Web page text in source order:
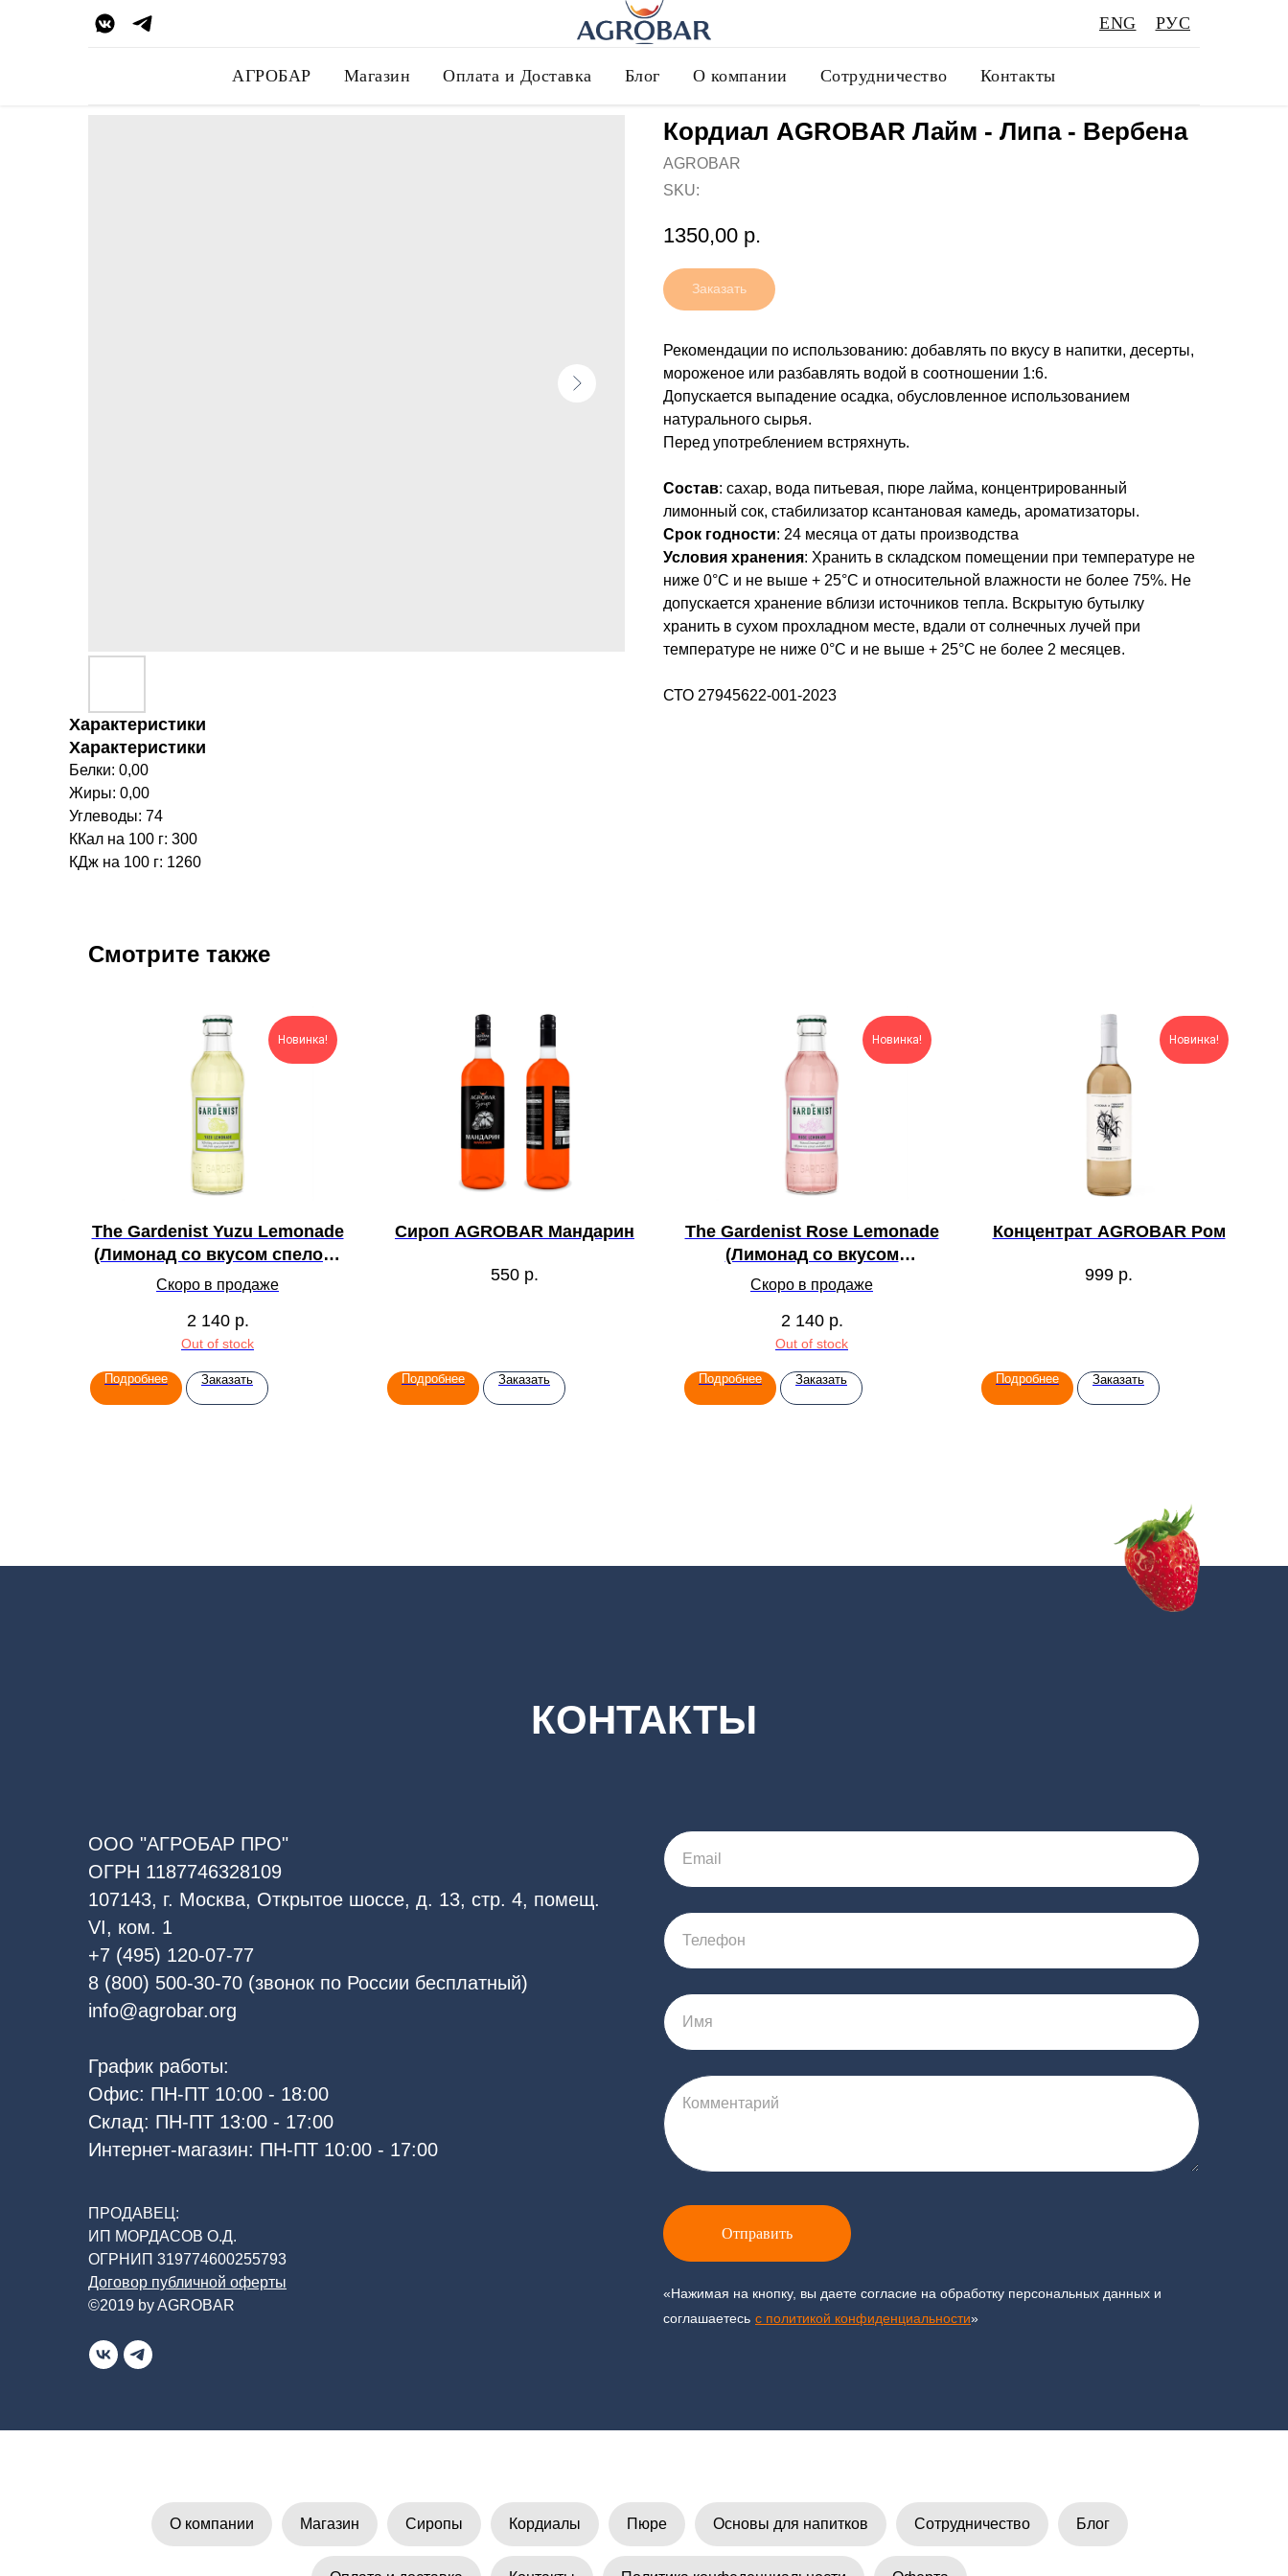
ENG РУС
АГРОБАР Магазин Оплата и Доставка Блог О компании Сотрудничество Контакты
Кордиал AGROBAR Лайм - Липа - Вербена
AGROBAR
SKU:
1350,00 р.
Заказать
Рекомендации по использованию: добавлять по вкусу в напитки, десерты,
мороженое или разбавлять водой в соотношении 1:6.
Допускается выпадение осадка, обусловленное использованием
натурального сырья.
Перед употреблением встряхнуть.
Состав: сахар, вода питьевая, пюре лайма, концентрированный
лимонный сок, стабилизатор ксантановая камедь, ароматизаторы.
Срок годности: 24 месяца от даты производства
Условия хранения: Хранить в складском помещении при температуре не
ниже 0°С и не выше + 25°С и относительной влажности не более 75%. Не
допускается хранение вблизи источников тепла. Вскрытую бутылку
хранить в сухом прохладном месте, вдали от солнечных лучей при
температуре не ниже 0°С и не выше + 25°С не более 2 месяцев.
СТО 27945622-001-2023
Характеристики
Характеристики
Белки: 0,00
Жиры: 0,00
Углеводы: 74
ККал на 100 г: 300
КДж на 100 г: 1260
Смотрите также
Новинка!
The Gardenist Yuzu Lemonade
(Лимонад со вкусом спелого
юдзу Гарденист) 20 шт. по 200
Скоро в продаже
2 140 р.
Out of stock
Подробнее Заказать
Сироп AGROBAR Мандарин
550 р.
Подробнее Заказать
Новинка!
The Gardenist Rose Lemonade
(Лимонад со вкусом
лепестков розы Гарденист)
Скоро в продаже
2 140 р.
Out of stock
Подробнее Заказать
Новинка!
Концентрат AGROBAR Ром
999 р.
Подробнее Заказать
КОНТАКТЫ
ООО "АГРОБАР ПРО"
ОГРН 1187746328109
107143, г. Москва, Открытое шоссе, д. 13, стр. 4, помещ.
VI, ком. 1
+7 (495) 120-07-77
8 (800) 500-30-70 (звонок по России бесплатный)
info@agrobar.org
График работы:
Офис: ПН-ПТ 10:00 - 18:00
Склад: ПН-ПТ 13:00 - 17:00
Интернет-магазин: ПН-ПТ 10:00 - 17:00
ПРОДАВЕЦ:
ИП МОРДАСОВ О.Д.
ОГРНИП 319774600255793
Договор публичной оферты
©2019 by AGROBAR
Email
Телефон
Имя
Комментарий
Отправить
«Нажимая на кнопку, вы даете согласие на обработку персональных данных и
соглашаетесь c политикой конфиденциальности»
О компании Магазин Сиропы Кордиалы Пюре Основы для напитков Сотрудничество Блог